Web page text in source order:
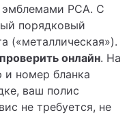
эмблемами РСА. С
порядковый
(«металлическая»).
онлайн. На
и номер бланка
ваш полис
не требуется, не